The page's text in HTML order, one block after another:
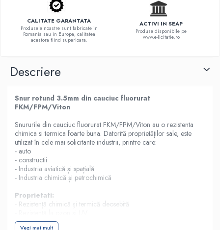
CALITATE GARANTATA
Produsele noastre sunt fabricate in
Romania sau in Europa, calitatea
acestora fiind superioara.
ACTIVI IN SEAP
Produse disponibile pe
www.e-licitatie.ro
Descriere
Snur rotund 3.5mm din cauciuc fluorurat
FKM/FPM/Viton
Snururile din cauciuc fluorurat FKM/FPM/Viton au o rezistenta
chimica si termica foarte buna. Datorită proprietăților sale, este
utilizat în cele mai solicitante industrii, printre care:
- auto
- constructii
- Industria aviatică și spațială
- Industria chimică și petrochimică
Proprietati:
- Rezistență chimică și termică deosebită
- Permeabilitate scăzută la gaz și pierdere minimă în greutate sub
Vezi mai mult